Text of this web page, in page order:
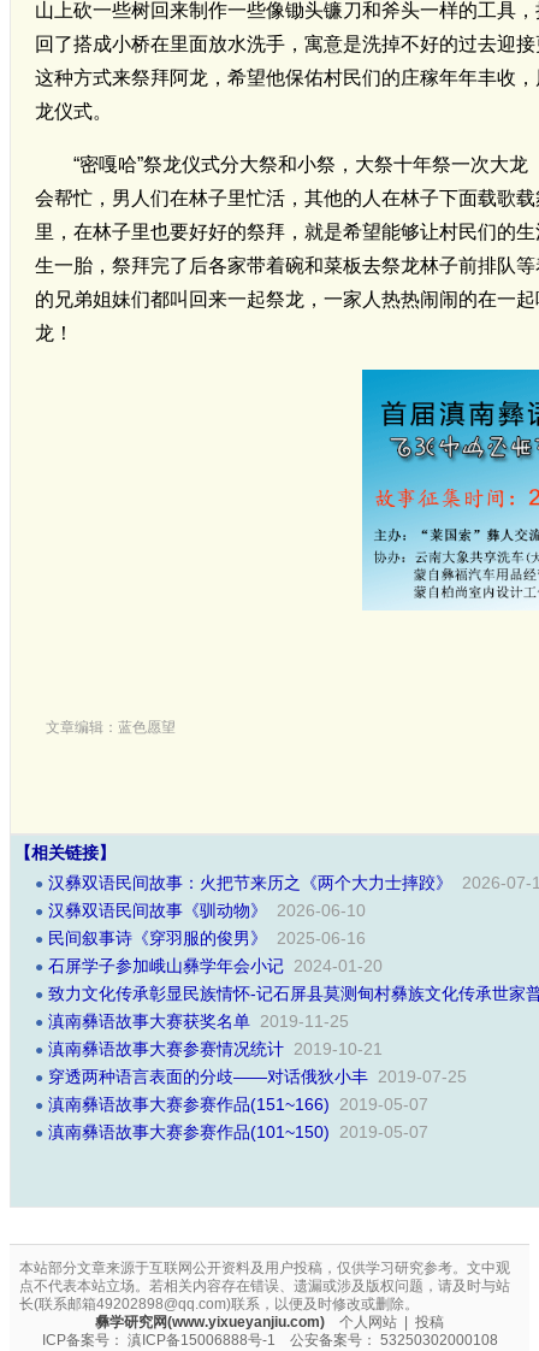
山上砍一些树回来制作一些像锄头镰刀和斧头一样的工具
回了搭成小桥在里面放水洗手，寓意是洗掉不好的过去迎
这种方式来祭拜阿龙，希望他保佑村民们的庄稼年年丰收
龙仪式。
“密嘎哈”祭龙仪式分大祭和小祭，大祭十年祭一次大
会帮忙，男人们在林子里忙活，其他的人在林子下面载歌
里，在林子里也要好好的祭拜，就是希望能够让村民们的
生一胎，祭拜完了后各家带着碗和菜板去祭龙林子前排队
的兄弟姐妹们都叫回来一起祭龙，一家人热热闹闹的在一
龙！
文章编辑：蓝色愿望
【相关链接】
● 汉彝双语民间故事：火把节来历之《两个大力士摔跤》 2026-07-
● 汉彝双语民间故事《驯动物》 2026-06-10
● 民间叙事诗《穿羽服的俊男》 2025-06-16
● 石屏学子参加峨山彝学年会小记 2024-01-20
● 致力文化传承彰显民族情怀-记石屏县莫测甸村彝族文化传承世家
● 滇南彝语故事大赛获奖名单 2019-11-25
● 滇南彝语故事大赛参赛情况统计 2019-10-21
● 穿透两种语言表面的分歧——对话俄狄小丰 2019-07-25
● 滇南彝语故事大赛参赛作品(151~166) 2019-05-07
● 滇南彝语故事大赛参赛作品(101~150) 2019-05-07
本站部分文章来源于互联网公开资料及用户投稿，仅供学习研究参考。文中观
点不代表本站立场。若相关内容存在错误、遗漏或涉及版权问题，请及时与站
长(联系邮箱49202898@qq.com)联系，以便及时修改或删除。
彝学研究网(www.yixueyanjiu.com)
个人网站
投稿
ICP备案号： 滇ICP备15006888号-1 公安备案号： 53250302000108